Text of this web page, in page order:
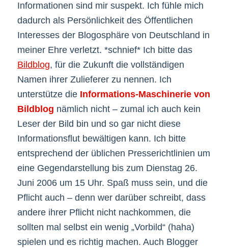
Informationen sind mir suspekt. Ich fühle mich
dadurch als Persönlichkeit des Öffentlichen
Interesses der Blogosphäre von Deutschland in
meiner Ehre verletzt. *schnief* Ich bitte das
Bildblog, für die Zukunft die vollständigen
Namen ihrer Zulieferer zu nennen. Ich
unterstütze die Informations-Maschinerie von
Bildblog nämlich nicht – zumal ich auch kein
Leser der Bild bin und so gar nicht diese
Informationsflut bewältigen kann. Ich bitte
entsprechend der üblichen Presserichtlinien um
eine Gegendarstellung bis zum Dienstag 26.
Juni 2006 um 15 Uhr. Spaß muss sein, und die
Pflicht auch – denn wer darüber schreibt, dass
andere ihrer Pflicht nicht nachkommen, die
sollten mal selbst ein wenig „Vorbild“ (haha)
spielen und es richtig machen. Auch Blogger